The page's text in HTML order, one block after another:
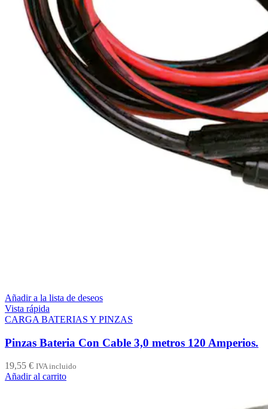
Añadir a la lista de deseos
Vista rápida
CARGA BATERIAS Y PINZAS
Pinzas Bateria Con Cable 3,0 metros 120 Amperios.
19,55 € IVA incluido
Añadir al carrito